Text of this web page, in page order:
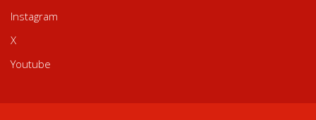
Instagram
X
Youtube